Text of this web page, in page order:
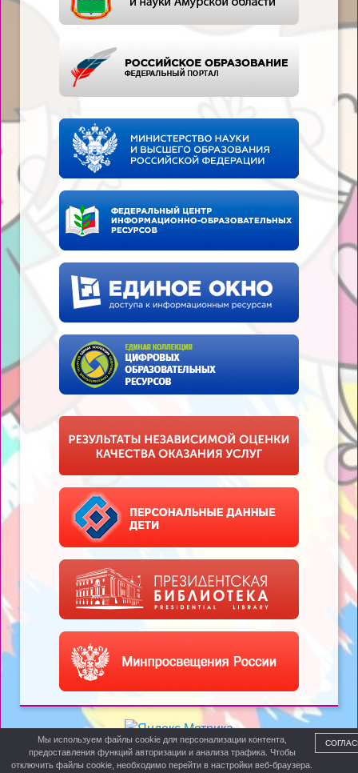
Мы используем файлы cookie для персонализации контента,
предоставления функций авторизации и анализа трафика. Чтобы
отключить файлы cookie, необходимо перейти в настройки веб-браузера.